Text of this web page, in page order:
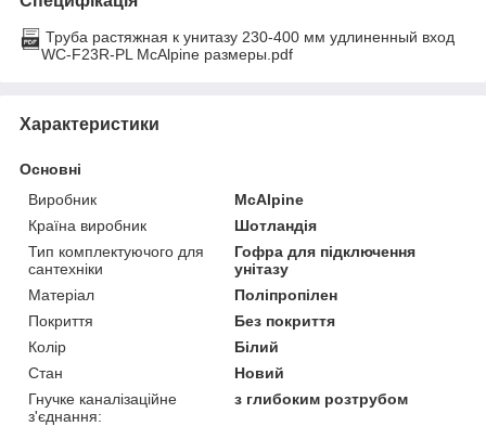
Труба растяжная к унитазу 230-400 мм удлиненный вход
WC-F23R-PL McAlpine размеры.pdf
Характеристики
Основні
Виробник
McAlpine
Країна виробник
Шотландія
Тип комплектуючого для
сантехніки
Гофра для підключення
унітазу
Матеріал
Поліпропілен
Покриття
Без покриття
Колір
Білий
Стан
Новий
Гнучке каналізаційне
з'єднання:
з глибоким розтрубом